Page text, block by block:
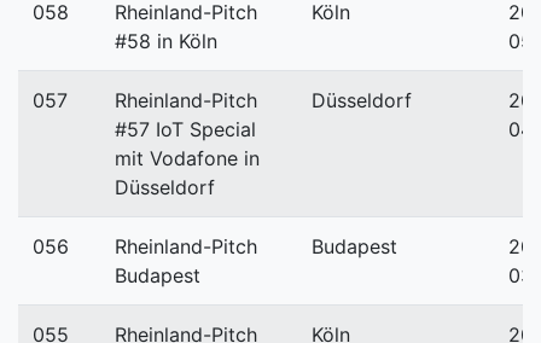
058
Rheinland-Pitch
#58 in Köln
Köln
057
Rheinland-Pitch
#57 IoT Special
mit Vodafone in
Düsseldorf
Düsseldorf
056
Rheinland-Pitch
Budapest
Budapest
055 Rheinland-Pitch Köln